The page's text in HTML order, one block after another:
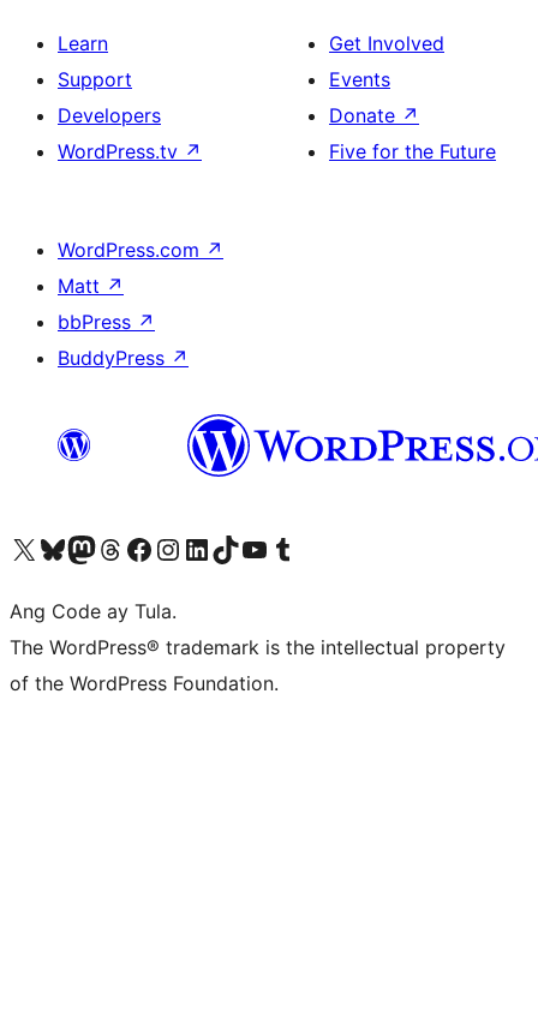
Learn
Support
Developers
WordPress.tv ↗
Get Involved
Events
Donate ↗
Five for the Future
WordPress.com ↗
Matt ↗
bbPress ↗
BuddyPress ↗
Visit our X (formerly Twitter) account
Bisitahin ang aming Bluesky account
Visit our Mastodon account
Bisitahin ang aming Threads account
Visit our Facebook page
Visit our Instagram account
Visit our LinkedIn account
Bisitahin ang aming TikTok account
Visit our YouTube channel
Bisitahin ang aming Tumblr account
Ang Code ay Tula.
The WordPress® trademark is the intellectual property
of the WordPress Foundation.